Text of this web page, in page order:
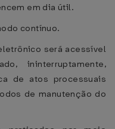
em dia útil.
contínuo.
será acessível
ininterruptamente,
de atos processuais
de manutenção do